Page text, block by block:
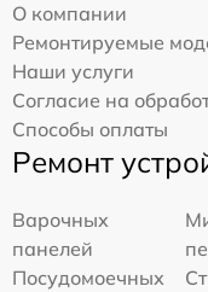
О компании
Ремонтируемые
Наши услуги
Согласие на
Способы оплаты
Ремонт
Варочных
панелей
Посудомоечных